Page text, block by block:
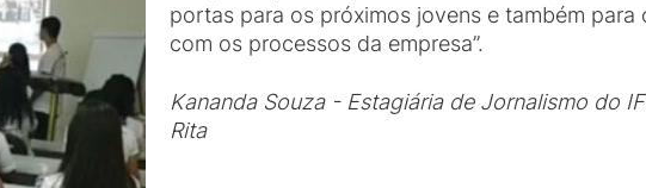
portas para os próximos jovens e também para
com os processos da empresa”.
Kananda Souza - Estagiária de Jornalismo do
Rita